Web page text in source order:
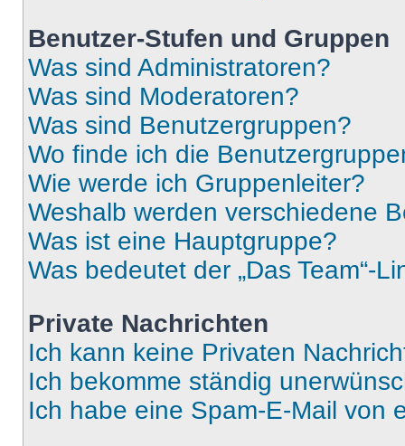
Benutzer-Stufen und Gruppen
Was sind Administratoren?
Was sind Moderatoren?
Was sind Benutzergruppen?
Wo finde ich die
Wie werde ich Gruppenleiter?
Weshalb werden verschiedene
Was ist eine Hauptgruppe?
Was bedeutet der „Das Team“-
Private Nachrichten
Ich kann keine Privaten
Ich bekomme ständig
Ich habe eine Spam-E-Mail von